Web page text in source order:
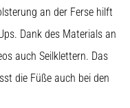
an der Ferse hilft
Dank des Materials an
auch Seilklettern. Das
die Füße auch bei den